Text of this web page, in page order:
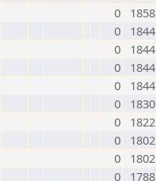
0
1858
0
1844
0
1844
0
1844
0
1844
0
1830
0
1822
0
1802
0
1802
0
1788